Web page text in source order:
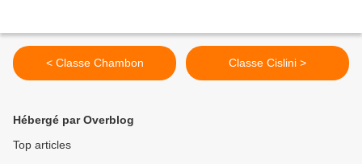
< Classe Chambon Classe Cislini >
Hébergé par Overblog
Top articles